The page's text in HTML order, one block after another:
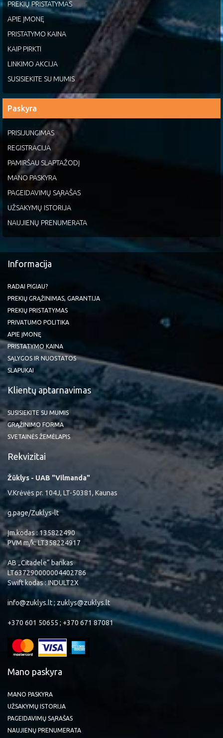
PREKIŲ PRISTATYMAS
APIE ĮMONĘ
PRISTATYMO KAINA
KAIP PIRKTI
LINKIMO AKCIJA
SUSISIEKITE SU MUMIS
Paskyra
PRISIJUNGIMAS
REGISTRACIJA
PAMIRŠAU SLAPTAŽODĮ
MANO PASKYRA
PAGEIDAVIMŲ SĄRAŠAS
UŽSAKYMŲ ISTORIJA
NAUJIENŲ PRENUMERATA
Informacija
RADAI PIGIAU?
PREKIŲ GRĄŽINIMAS, GARANTIJA
PREKIŲ PRISTATYMAS
PRIVATUMO POLITIKA
APIE ĮMONĘ
PRISTATYMO KAINA
SĄLYGOS IR NUOSTATOS
SLAPUKAI
Klientų aptarnavimas
SUSISIEKITE SU MUMIS
GRĄŽINIMO FORMA
SVETAINĖS ŽEMĖLAPIS
Rekvizitai
Žūklys - UAB "Vilmanda"
V.Krėvės pr. 104J, LT-50381, Kaunas
g.page/Zuklys-lt
Įm.kodas : 135822490
PVM m/k: LT358224917
AB „Citadele“ bankas
LT637290000004402786
Swift kodas : INDULT2X
info@zuklys.lt ; zuklys@zuklys.lt
+370 601 50655 ; +370 671 87081
Mano paskyra
MANO PASKYRA
UŽSAKYMŲ ISTORIJA
PAGEIDAVIMŲ SĄRAŠAS
NAUJIENŲ PRENUMERATA